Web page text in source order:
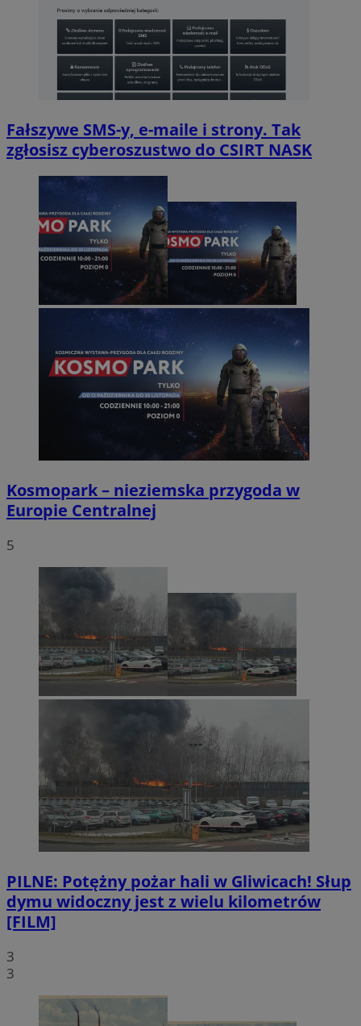
Fałszywe SMS-y, e-maile i strony. Tak
zgłosisz cyberoszustwo do CSIRT NASK
Kosmopark – nieziemska przygoda w
Europie Centralnej
5
PILNE: Potężny pożar hali w Gliwicach! Słup
dymu widoczny jest z wielu kilometrów
[FILM]
3
3